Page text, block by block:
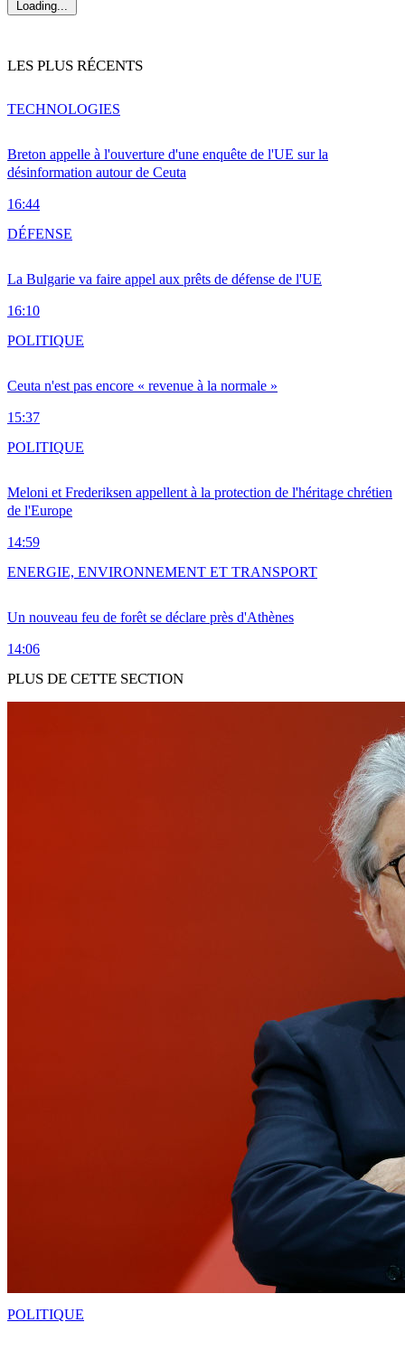
Loading...
LES PLUS RÉCENTS
Breton appelle à l'ouverture d'une enquête de l'UE sur la
désinformation autour de Ceuta
16:44
TECHNOLOGIES
La Bulgarie va faire appel aux prêts de défense de l'UE
16:10
DÉFENSE
Ceuta n'est pas encore « revenue à la normale »
15:37
POLITIQUE
Meloni et Frederiksen appellent à la protection de l'héritage chrétien
de l'Europe
14:59
POLITIQUE
Un nouveau feu de forêt se déclare près d'Athènes
14:06
ENERGIE, ENVIRONNEMENT ET TRANSPORT
PLUS DE CETTE SECTION
POLITIQUE